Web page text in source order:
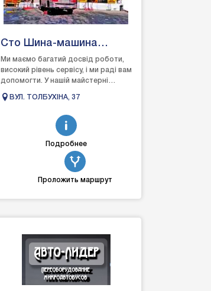
Сто Шина-машина
сервис
Ми маємо багатий досвід роботи,
високий рівень сервісу, і ми раді вам
допомогти. У нашій майстерні
скористатися можлив...
ВУЛ. ТОЛБУХІНА, 37
Подробнее
Проложить маршрут